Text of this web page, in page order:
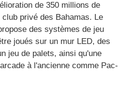
de 350 millions de
privé des Bahamas. Le
des systèmes de jeu
joués sur un mur LED, des
jeu de palets, ainsi qu'une
à l'ancienne comme Pac-